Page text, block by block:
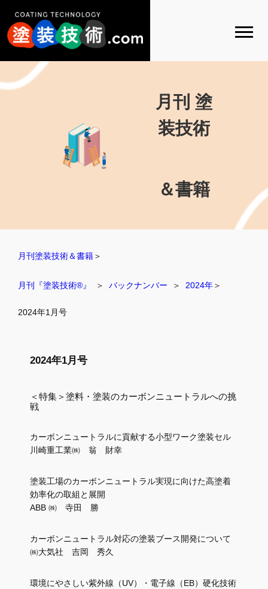
月刊 塗
装技術
＆書籍
月刊塗装技術＆書籍＞
月刊『塗装技術®』
  ＞
バックナンバー
  ＞
2024年＞
2024年1月号
2024年1月号
＜特集＞塗料・塗装のカーボンニュートラルへの挑
戦
カーボンニュートラルに貢献する小型ワーク塗装セル
川崎重工業㈱ 翁 財幸
塗装工場のカーボンニュートラル実現に向けた高塗着
効率化の取組と展開
ABB ㈱ 寺田 勝
カーボンニュートラル対応の塗装ブース開発について
㈱大気社 吉岡 秀久
環境にやさしい紫外線（UV）・電子線（EB）硬化技術